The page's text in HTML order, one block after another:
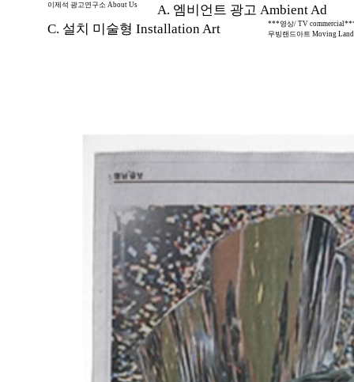
이제석 광고연구소 About Us
A. 엠비언트 광고 Ambient Ad
C. 설치 미술형 Installation Art
***영상/ TV
무빙랜드아트 Moving